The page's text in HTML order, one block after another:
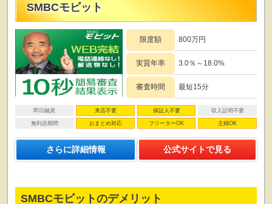
SMBCモビット
限度額 800万円
実質年率 3.0％～18.0%
審査時間 最短15分
即日融資 来店不要 保証人不要 収入証明不要
無利息期間 おまとめ対応 フリーターOK 主婦OK
さらに詳細情報 公式サイトで見る
SMBCモビットのデメリット